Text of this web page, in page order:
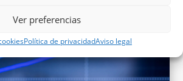
Ver preferencias
Política de privacidadAviso legal